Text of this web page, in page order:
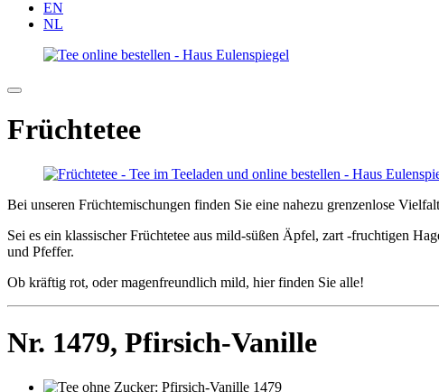
EN
NL
Früchtetee
Bei unseren Früchtemischungen finden Sie eine nahezu grenzenlose
Sei es ein klassischer Früchtetee aus mild-süßen Äpfel, zart -fruchtigen
und Pfeffer.
Ob kräftig rot, oder magenfreundlich mild, hier finden Sie alle!
Nr. 1479, Pfirsich-Vanille